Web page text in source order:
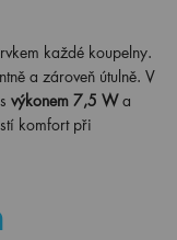
každé koupelny.
a zároveň útulně. V
s výkonem 7,5 Wa
komfort při